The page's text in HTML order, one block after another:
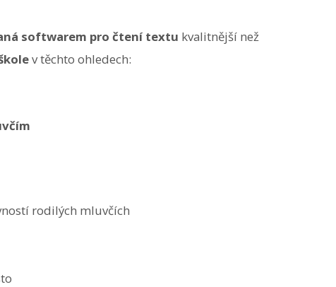
softwarem pro čtení textu kvalitnější než
v těchto ohledech:
rodilých mluvčích